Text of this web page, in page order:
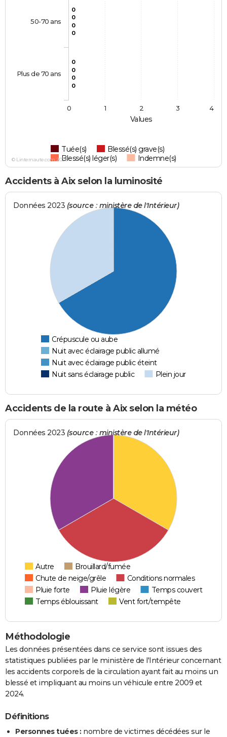
Values
0
0
0
0
0
0
0
0
Tuée(s)
Blessé(s) grave(s)
Blessé(s) léger(s)
Indemne(s)
50-70 ans
Plus de 70 ans
0 1 2 3 4
© Linternaute.com 2026
Accidents à Aix selon la luminosité
Données 2023 (source : ministère de l'Intérieur)
Crépuscule ou aube
Nuit avec éclairage public allumé
Nuit avec éclairage public éteint
Nuit sans éclairage public
Plein jour
Accidents de la route à Aix selon la météo
Données 2023 (source : ministère de l'Intérieur)
Autre
Brouillard/fumée
Chute de neige/grêle
Conditions normales
Pluie forte
Pluie légère
Temps couvert
Temps éblouissant
Vent fort/tempête
Méthodologie
Les données présentées dans ce service sont issues des
statistiques publiées par le ministère de l'Intérieur concernant
les accidents corporels de la circulation ayant fait au moins un
blessé et impliquant au moins un véhicule entre 2009 et
2024.
Définitions
Personnes tuées : nombre de victimes décédées sur le